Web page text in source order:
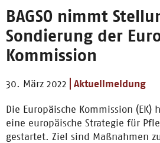
BAGSO nimmt
Sondierung der
Kommission
30. März 2022 Aktuellmeldung
Die Europäische Kommission
eine europäische Strategie für
gestartet. Ziel sind Maßnahmen